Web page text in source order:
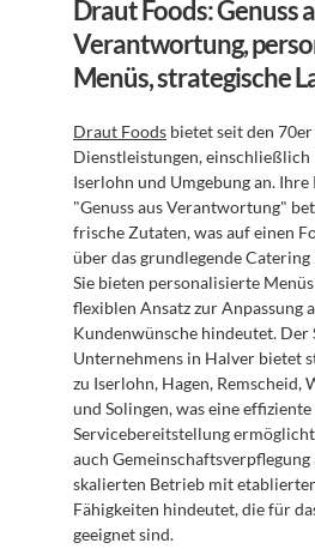
Draut Foods: Genuss
Verantwortung,
Menüs, strategische
Draut Foods bietet seit den
Dienstleistungen, einschließlich
Iserlohn und Umgebung an.
"Genuss aus Verantwortung"
frische Zutaten, was auf einen
über das grundlegende
Sie bieten personalisierte
flexiblen Ansatz zur Anpassung
Kundenwünsche hindeutet. Der
Unternehmens in Halver bietet
zu Iserlohn, Hagen, Remscheid,
und Solingen, was eine effiziente
Servicebereitstellung
auch Gemeinschaftsverpflegung
skalierten Betrieb mit
Fähigkeiten hindeutet, die für
geeignet sind.